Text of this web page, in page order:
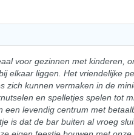
voor gezinnen met kinderen,
elkaar liggen. Het vriendelijke
zich kunnen vermaken in de
en spelletjes spelen tot
een levendig centrum met
is dat de bar buiten al vroeg